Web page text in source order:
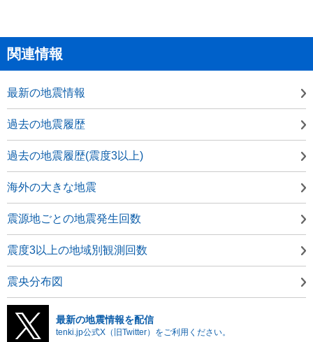
関連情報
最新の地震情報
過去の地震履歴
過去の地震履歴(震度3以上)
海外の大きな地震
震源地ごとの地震発生回数
震度3以上の地域別観測回数
震央分布図
最新の地震情報を配信
tenki.jp公式X（旧Twitter）をご利用ください。